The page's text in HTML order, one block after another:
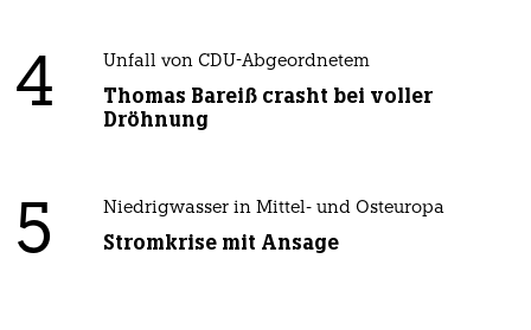
4 Unfall von CDU-Abgeordnetem
Thomas Bareiß crasht bei voller
Dröhnung
5 Niedrigwasser in Mittel- und Osteuropa
Stromkrise mit Ansage